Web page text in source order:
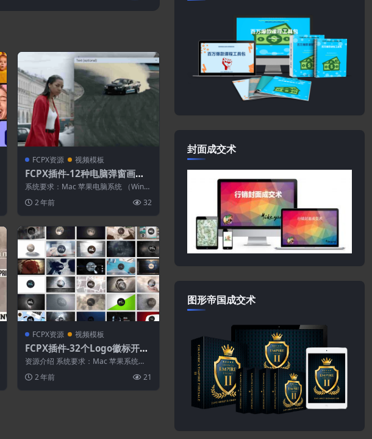
FCPX资源 视频模板
FCPX插件-12种电脑弹窗画中
画展示效果
系统要求：Mac 苹果电脑系统 （Win系
2 年前 32
FCPX资源 视频模板
FCPX插件-32个Logo徽标开场
片头标志展示动画预设
资源介绍 系统要求：Mac 苹果系统
t... 2 年前 21
封面成交术
图形帝国成交术